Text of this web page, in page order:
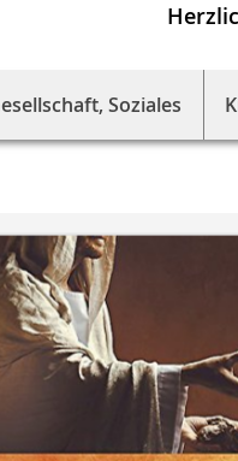
Soziales